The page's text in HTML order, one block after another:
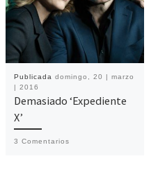
Publicada domingo, 20 | marzo
| 2016
Demasiado ‘Expediente
X’
3 Comentarios